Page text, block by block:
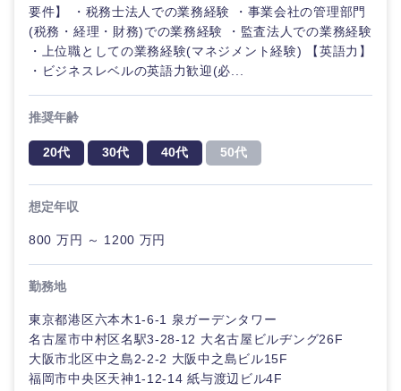
滋賀県 京都府
大阪府 兵庫県
要件】 ・税務士法人での業務経験 ・事業会社の管理部門
(税務・経理・財務)での業務経験 ・監査法人での業務経験
・上位職としての業務経験(マネジメント経験) 【英語力】
・ビジネスレベルの英語力歓迎(必...
推奨年齢
20代 30代 40代 50代
想定年収
800 万円 ～ 1200 万円
勤務地
東京都港区六本木1-6-1 泉ガーデンタワー
名古屋市中村区名駅3-28-12 大名古屋ビルヂング26F
大阪市北区中之島2-2-2 大阪中之島ビル15F
福岡市中央区天神1-12-14 紙与渡辺ビル4F